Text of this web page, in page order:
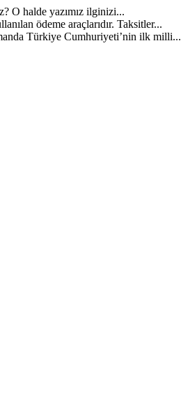
O halde yazımız ilginizi...
ödeme araçlarıdır. Taksitler...
Türkiye Cumhuriyeti’nin ilk milli...